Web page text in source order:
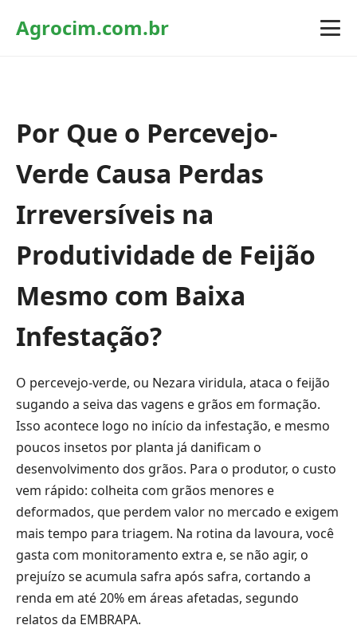
Agrocim.com.br
Por Que o Percevejo-
Verde Causa Perdas
Irreversíveis na
Produtividade de Feijão
Mesmo com Baixa
Infestação?
O percevejo-verde, ou Nezara viridula, ataca o feijão
sugando a seiva das vagens e grãos em formação.
Isso acontece logo no início da infestação, e mesmo
poucos insetos por planta já danificam o
desenvolvimento dos grãos. Para o produtor, o custo
vem rápido: colheita com grãos menores e
deformados, que perdem valor no mercado e exigem
mais tempo para triagem. Na rotina da lavoura, você
gasta com monitoramento extra e, se não agir, o
prejuízo se acumula safra após safra, cortando a
renda em até 20% em áreas afetadas, segundo
relatos da EMBRAPA.